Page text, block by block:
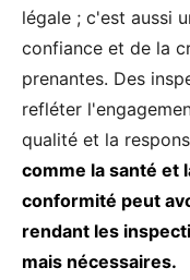
légale ; c'est aussi
confiance et de la
prenantes. Des
refléter
qualité et la
comme la santé et
conformité peut
rendant les
mais nécessaires.